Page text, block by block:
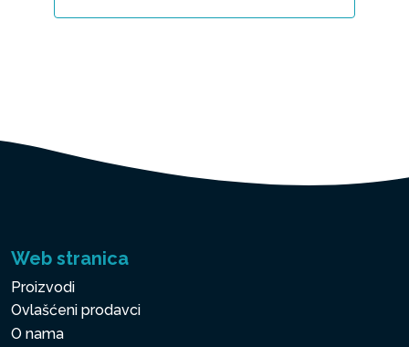
Web stranica
Proizvodi
Ovlašćeni prodavci
O nama